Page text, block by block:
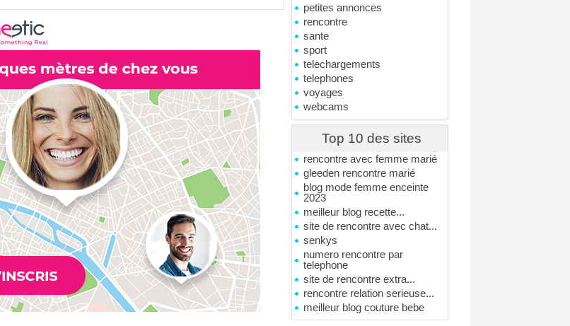
petites annonces
rencontre
sante
sport
telechargements
telephones
voyages
webcams
Top 10 des sites
rencontre avec femme marié
gleeden rencontre marié
blog mode femme enceinte
2023
meilleur blog recette...
site de rencontre avec chat...
senkys
numero rencontre par
telephone
site de rencontre extra...
rencontre relation serieuse...
meilleur blog couture bebe